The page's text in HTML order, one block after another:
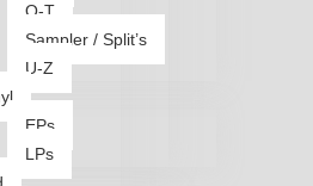
Q-T
Sampler / Split’s
U-Z
EPs
LPs